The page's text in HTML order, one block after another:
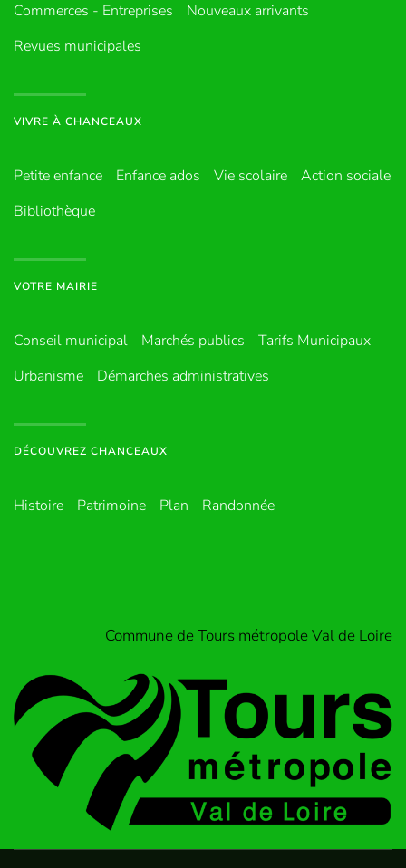
Commerces - Entreprises
Nouveaux arrivants
Revues municipales
VIVRE À CHANCEAUX
Petite enfance Enfance ados Vie scolaire
Action sociale
Bibliothèque
VOTRE MAIRIE
Conseil municipal Marchés publics
Tarifs Municipaux
Urbanisme
Démarches administratives
DÉCOUVREZ CHANCEAUX
Histoire Patrimoine Plan Randonnée
Commune de Tours métropole Val de Loire